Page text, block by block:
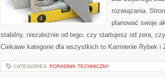
rozwiązania.
planować swoje
stabilny, niezależnie od tego, czy startujesz od zera,
Ciekawe kategorie dla wszystkich to Karmienie Rybek i
CATEGORIES: PORADNIK TECHNICZNY